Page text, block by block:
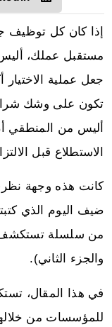
إذا كان كل توظيف
مستقبل عملك،
جعل عملية
تكون على وشك
أليس من المنطقي
الاستطلاع قبل
كانت هذه وجهة
ضيف اليوم الذي
من سلسلة تستكشف
والجزء الثاني).
في هذا المقال،
للمؤسسات من